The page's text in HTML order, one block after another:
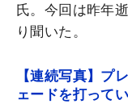
氏。今回は昨年
り聞いた。
【連続写真】プ
ェードを打って